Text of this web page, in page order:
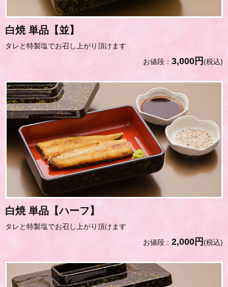
白焼 単品【並】
タレと特製塩でお召し上がり頂けます
お値段： 3,000円(税込)
白焼 単品【ハーフ】
タレと特製塩でお召し上がり頂けます
お値段： 2,000円(税込)